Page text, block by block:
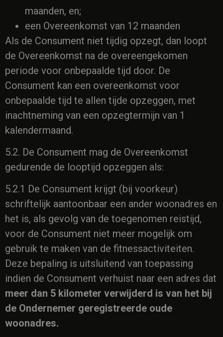
maanden, en;
een Overeenkomst van 12 maanden
Als de Consument niet tijdig opzegt, dan loopt
de Overeenkomst na de overeengekomen
periode voor onbepaalde tijd door. De
Consument kan een overeenkomst voor
onbepaalde tijd te allen tijde opzeggen, met
inachtneming van een opzegtermijn van 1
kalendermaand.
5.2. De Consument mag de Overeenkomst
gedurende de looptijd opzeggen als:
5.2.1 De Consument krijgt (bij voorkeur)
schriftelijk aantoonbaar een ander woonadres en
het is, als gevolg van de toegenomen reistijd,
voor de Consument niet meer mogelijk om
gebruik te maken van de fitnessactiviteiten.
Deze bepaling is uitsluitend van toepassing
indien de Consument verhuist naar een adres dat
meer dan 5 kilometer verwijderd is van het bij
de Ondernemer geregistreerde oude
woonadres.